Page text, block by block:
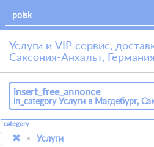
Услуги и VIP сервис,
Саксония-Анхальт, Германия
insert_free_annonce
in_category Услуги в Магдебург,
category
Услуги